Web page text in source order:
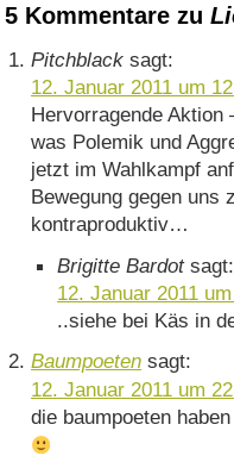
5 Kommentare zu
Pitchblack sagt:
12. Januar 2011 um
Hervorragende
was Polemik und
jetzt im Wahlkampf
Bewegung gegen uns
kontraproduktiv…
Brigitte Bardot sagt:
12. Januar 2011
..siehe bei Käs in
Baumpoeten sagt:
12. Januar 2011 um
die baumpoeten